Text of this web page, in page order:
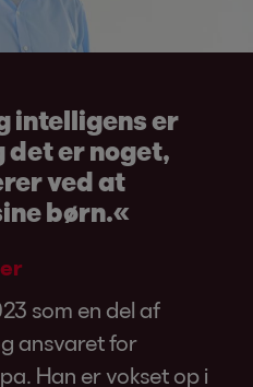
intelligens er
er noget,
ved at
børn.«
som en del af
ansvaret for
Han er vokset op i